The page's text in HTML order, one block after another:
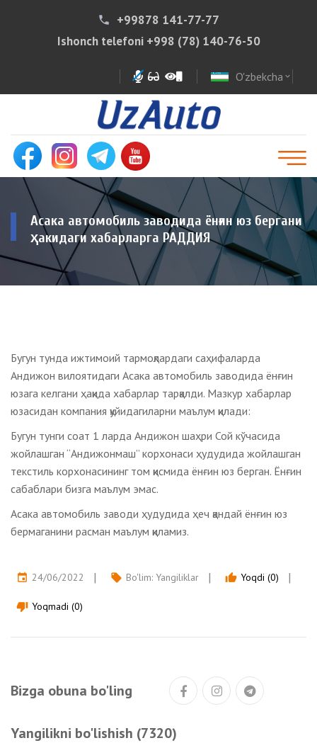
phone
+99878 141-77-77
Ishonch telefoni +998 (78) 140-76-50
O'zbekcha expand_more
Асака автомобиль заводида ёнғин юз бергани
ҳакидаги хабарларга РАДДИЯ
Бугун тунда ижтимоий тармоқлардаги саҳифаларда
Андижон вилоятидаги Асака автомобиль заводида ёнғин
юзага келгани ҳақида хабарлар тарқалди. Мазкур хабарлар
юзасидан компания қуйидагиларни маълум қилади:
Бугун тунги соат 1 ларда Андижон шаҳри Сой кўчасида
жойлашган “Андижонмаш” корхонаси ҳудудида жойлашган
текстиль корхонасининг том қисмида ёнғин юз берган. Ёнғин
сабаблари бизга маълум эмас.
Асака автомобиль заводи ҳудудида ҳеч қандай ёнғин юз
бермаганини расман маълум қиламиз.
event 24/06/2022 local_offer Bo'lim: Yangiliklar thumb_up Yoqdi (0)
thumb_down Yoqmadi (0)
Bizga obuna bo'ling
Yangilikni bo'lishish (7320)